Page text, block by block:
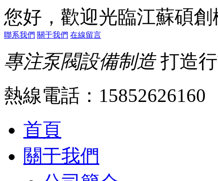
您好，歡迎光臨江蘇碩
聯系我們 關于我們 在線留言
專注泵閥設備制造 打造
熱線電話： 15852626160
首頁
關于我們